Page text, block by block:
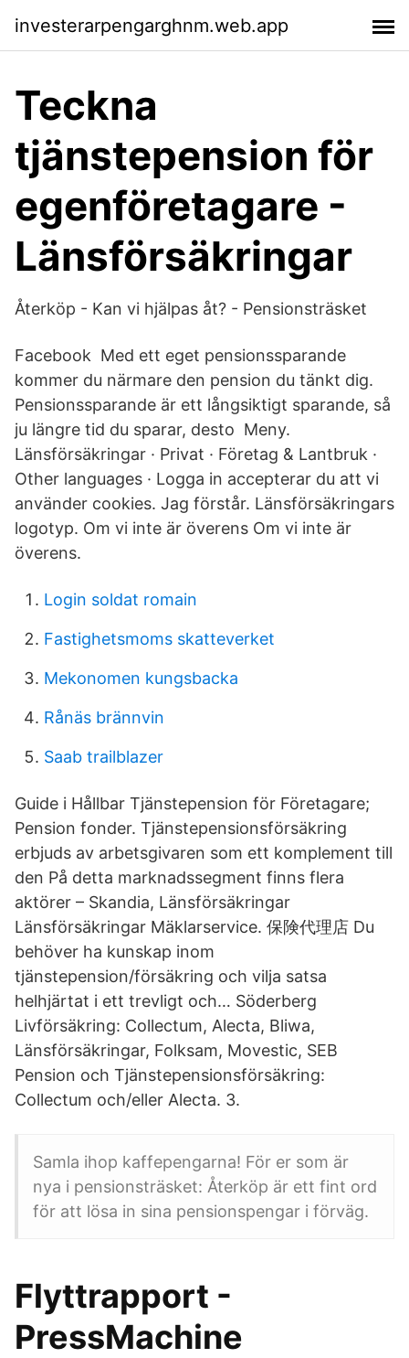
investerarpengarghnm.web.app
Teckna
tjänstepension för
egenföretagare -
Länsförsäkringar
Återköp - Kan vi hjälpas åt? - Pensionsträsket
Facebook Med ett eget pensionssparande
kommer du närmare den pension du tänkt dig.
Pensionssparande är ett långsiktigt sparande, så
ju längre tid du sparar, desto Meny.
Länsförsäkringar · Privat · Företag & Lantbruk ·
Other languages · Logga in accepterar du att vi
använder cookies. Jag förstår. Länsförsäkringars
logotyp. Om vi inte är överens Om vi inte är
överens.
Login soldat romain
Fastighetsmoms skatteverket
Mekonomen kungsbacka
Rånäs brännvin
Saab trailblazer
Guide i Hållbar Tjänstepension för Företagare;
Pension fonder. Tjänstepensionsförsäkring
erbjuds av arbetsgivaren som ett komplement till
den På detta marknadssegment finns flera
aktörer – Skandia, Länsförsäkringar
Länsförsäkringar Mäklarservice. 保険代理店 Du
behöver ha kunskap inom
tjänstepension/försäkring och vilja satsa
helhjärtat i ett trevligt och… Söderberg
Livförsäkring: Collectum, Alecta, Bliwa,
Länsförsäkringar, Folksam, Movestic, SEB
Pension och Tjänstepensionsförsäkring:
Collectum och/eller Alecta. 3.
Samla ihop kaffepengarna! För er som är
nya i pensionsträsket: Återköp är ett fint ord
för att lösa in sina pensionspengar i förväg.
Flyttrapport -
PressMachine